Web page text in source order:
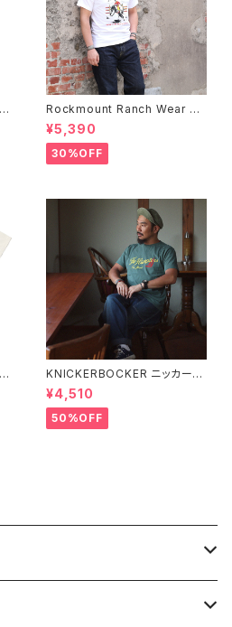
Rockmount Ranch Wear ロ
ックマウント ランチウェア Rock
mount Bronc Western T-Sh
irt 半袖Tシャツ 全3色
¥5,390
30%OFF
KNICKERBOCKER ニッカーボ
ッカー GREEN ハンプトン Tシ
ャツ
¥4,510
50%OFF